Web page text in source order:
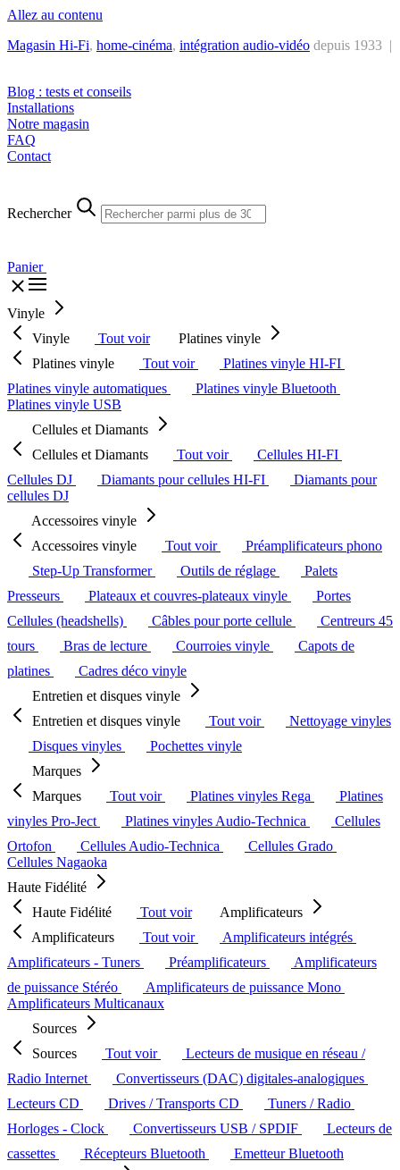
Allez au contenu
Magasin Hi-Fi, home-cinéma, intégration audio-vidéo depuis 1933 |
Blog : tests et conseils
Installations
Notre magasin
FAQ
Contact
Rechercher
Panier
Vinyle
Vinyle
Tout voir
Platines vinyle
Platines vinyle
Tout voir
Platines vinyle HI-FI
Platines vinyle automatiques
Platines vinyle Bluetooth
Platines vinyle USB
Cellules et Diamants
Cellules et Diamants
Tout voir
Cellules HI-FI
Cellules DJ
Diamants pour cellules HI-FI
Diamants pour
cellules DJ
Accessoires vinyle
Accessoires vinyle
Tout voir
Préamplificateurs phono
Step-Up Transformer
Outils de réglage
Palets
Presseurs
Plateaux et couvres-plateaux vinyle
Portes
Cellules (headshells)
Câbles pour porte cellule
Centreurs 45
tours
Bras de lecture Courroies vinyle
Capots de
platines
Cadres déco vinyle
Entretien et disques vinyle
Entretien et disques vinyle
Tout voir
Nettoyage vinyles
Disques vinyles
Pochettes vinyle
Marques
Marques
Tout voir Platines vinyles Rega
Platines
vinyles Pro-Ject
Platines vinyles Audio-Technica
Cellules
Ortofon
Cellules Audio-Technica
Cellules Grado
Cellules Nagaoka
Haute Fidélité
Haute Fidélité
Tout voir
Amplificateurs
Amplificateurs
Tout voir
Amplificateurs intégrés
Amplificateurs - Tuners
Préamplificateurs
Amplificateurs
de puissance Stéréo
Amplificateurs de puissance Mono
Amplificateurs Multicanaux
Sources
Sources
Tout voir
Lecteurs de musique en réseau /
Radio Internet
Convertisseurs (DAC) digitales-analogiques
Lecteurs CD
Drives / Transports CD
Tuners / Radio
Horloges - Clock
Convertisseurs USB / SPDIF
Lecteurs de
cassettes
Récepteurs Bluetooth
Emetteur Bluetooth